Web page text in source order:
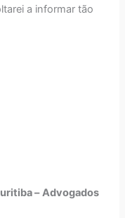
a informar tão
– Advogados